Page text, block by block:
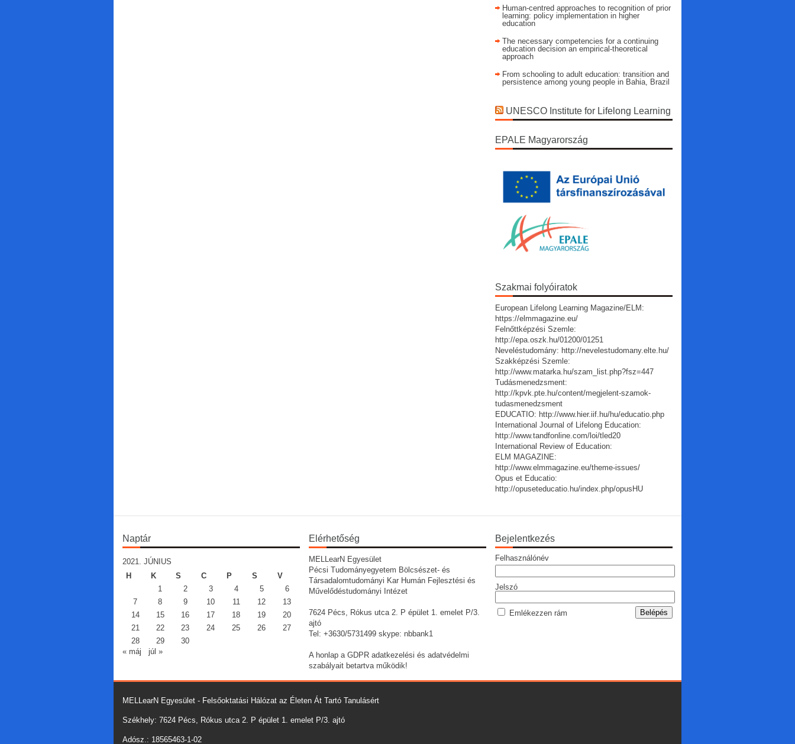
Human-centred approaches to recognition of prior
learning: policy implementation in higher
education
The necessary competencies for a continuing
education decision an empirical-theoretical
approach
From schooling to adult education: transition and
persistence among young people in Bahia, Brazil
UNESCO Institute for Lifelong Learning
EPALE Magyarország
Szakmai folyóiratok
European Lifelong Learning Magazine/ELM:
https://elmmagazine.eu/
Felnőttképzési Szemle:
http://epa.oszk.hu/01200/01251
Neveléstudomány: http://nevelestudomany.elte.hu/
Szakképzési Szemle:
http://www.matarka.hu/szam_list.php?fsz=447
Tudásmenedzsment:
http://kpvk.pte.hu/content/megjelent-szamok-
tudasmenedzsment
EDUCATIO: http://www.hier.iif.hu/hu/educatio.php
International Journal of Lifelong Education:
http://www.tandfonline.com/loi/tled20
International Review of Education:
ELM MAGAZINE:
http://www.elmmagazine.eu/theme-issues/
Opus et Educatio:
http://opuseteducatio.hu/index.php/opusHU
Naptár
2021. JÚNIUS
H
K S C P S
V
1
2 3 4 5
6
7
8 9 10 11 12
13
14
15 16 17 18 19
20
21
22 23 24 25 26
27
28
29
30
« máj
júl »
Elérhetőség
MELLearN Egyesület
Pécsi Tudományegyetem Bölcsészet- és
Társadalomtudományi Kar Humán Fejlesztési és
Művelődéstudományi Intézet
7624 Pécs, Rókus utca 2. P épület 1. emelet P/3.
ajtó
Tel: +3630/5731499 skype: nbbank1
A honlap a GDPR adatkezelési és adatvédelmi
szabályait betartva működik!
Bejelentkezés
Felhasználónév
Jelszó
Emlékezzen rám
MELLearN Egyesület - Felsőoktatási Hálózat az Életen Át Tartó Tanulásért
Székhely: 7624 Pécs, Rókus utca 2. P épület 1. emelet P/3. ajtó
Adósz.: 18565463-1-02